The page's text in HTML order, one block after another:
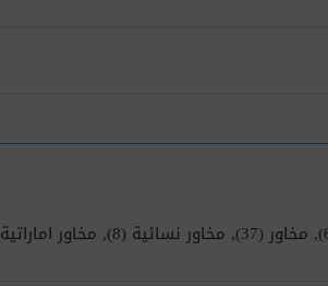
, مخاور (37)
, مخاور نسائية (8)
, مخاور اماراتية